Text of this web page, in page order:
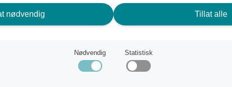
nødvendig Tillat alle
Nødvendig Statistisk